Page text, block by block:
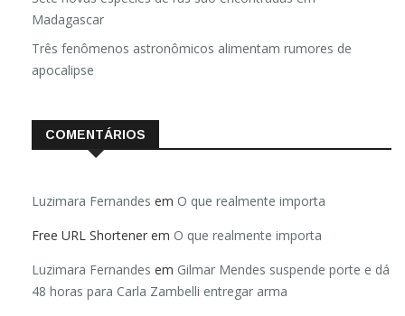
Madagascar
Três fenômenos astronômicos alimentam rumores de
apocalipse
COMENTÁRIOS
Luzimara Fernandes em O que realmente importa
Free URL Shortener em O que realmente importa
Luzimara Fernandes em Gilmar Mendes suspende porte e dá
48 horas para Carla Zambelli entregar arma